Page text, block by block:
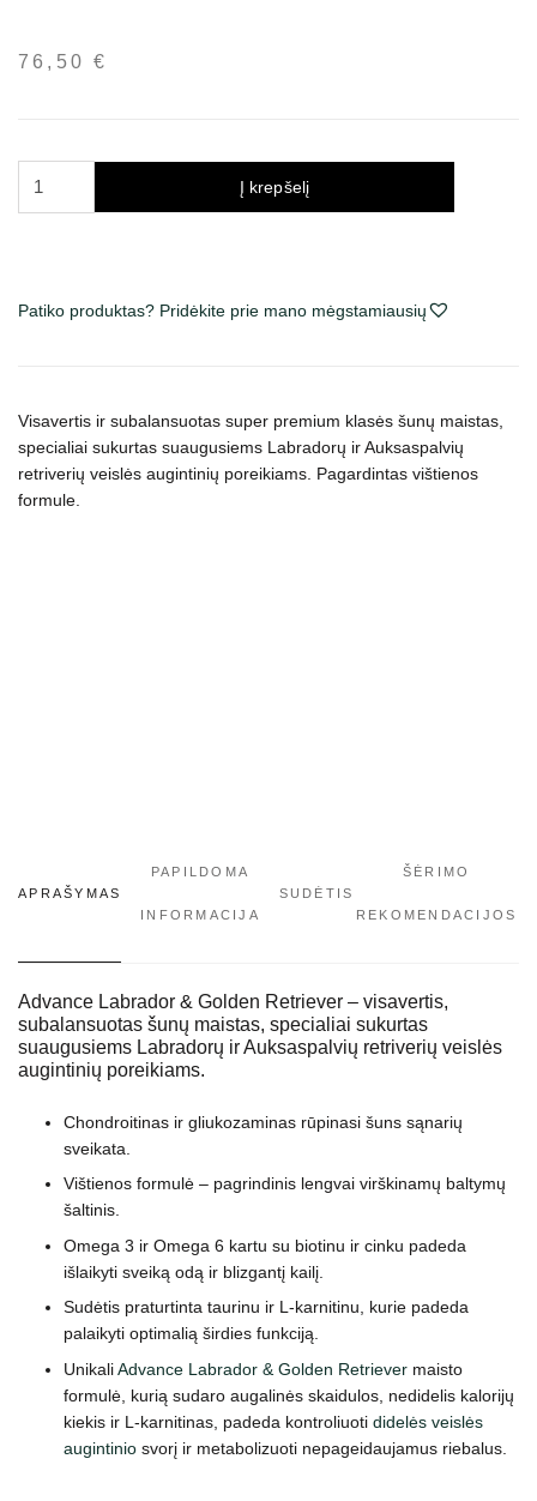
76,50€
Golden
šunims
11.5
kg
Į krepšelį
Patiko produktas? Pridėkite prie mano mėgstamiausių
Visavertis ir subalansuotas super premium klasės šunų maistas,
specialiai sukurtas suaugusiems Labradorų ir Auksaspalvių
retriverių veislės augintinių poreikiams. Pagardintas vištienos
formule.
APRAŠYMAS
PAPILDOMA
INFORMACIJA
SUDĖTIS
ŠĖRIMO
REKOMENDACIJOS
Advance Labrador & Golden Retriever – visavertis,
subalansuotas šunų maistas, specialiai sukurtas
suaugusiems Labradorų ir Auksaspalvių retriverių veislės
augintinių poreikiams.
Chondroitinas ir gliukozaminas rūpinasi šuns sąnarių
sveikata.
Vištienos formulė – pagrindinis lengvai virškinamų baltymų
šaltinis.
Omega 3 ir Omega 6 kartu su biotinu ir cinku padeda
išlaikyti sveiką odą ir blizgantį kailį.
Sudėtis praturtinta taurinu ir L-karnitinu, kurie padeda
palaikyti optimalią širdies funkciją.
UnikaliAdvance Labrador & Golden Retrievermaisto
formulė, kurią sudaro augalinės skaidulos, nedidelis kalorijų
kiekis ir L-karnitinas, padeda kontroliuoti didelės veislės
augintiniosvorį ir metabolizuoti nepageidaujamus riebalus.